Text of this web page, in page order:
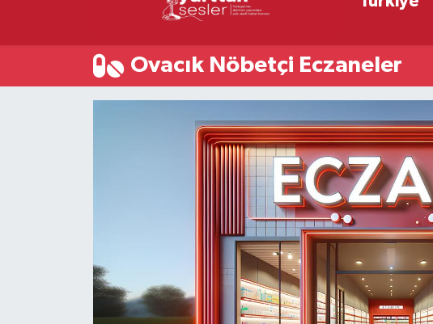
Ovacık Nöbetçi Eczaneler
Son Dakika Haberleri